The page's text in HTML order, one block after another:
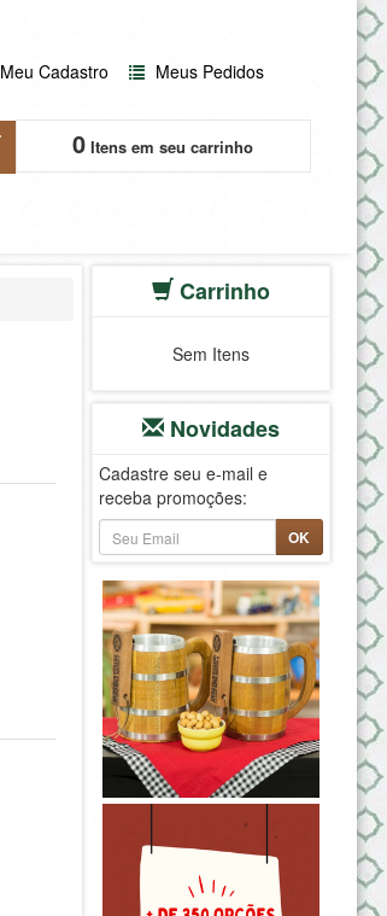
Meu Cadastro Meus Pedidos
0 Itens em seu carrinho
Carrinho
Sem Itens
Novidades
Cadastre seu e-mail e
receba promoções:
OK